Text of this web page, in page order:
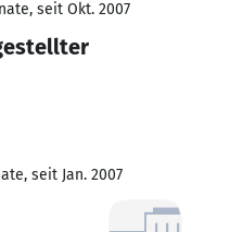
seit Okt. 2007
seit Jan. 2007